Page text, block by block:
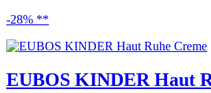
-28% **
EUBOS KINDER Haut